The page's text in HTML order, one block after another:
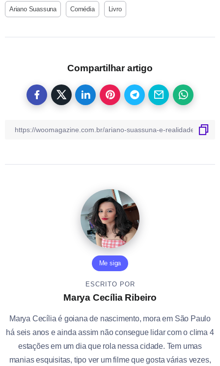
Ariano Suassuna Comédia Livro
Compartilhar artigo
Me siga
ESCRITO POR
Marya Cecília Ribeiro
Marya Cecília é goiana de nascimento, mora em São Paulo
há seis anos e ainda assim não consegue lidar com o clima 4
estações em um dia que rola nessa cidade. Tem umas
manias esquisitas, tipo ver um filme que gosta várias vezes,